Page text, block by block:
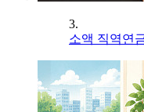
3.
소액 직역연